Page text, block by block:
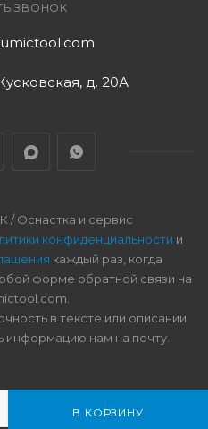
В КОРЗИНУ
ЗВОНОК
д. 20А
/ Оснастка и сервис
конфиденциальности и
каждый раз, когда
форме обратной связи на
в тексте или описании
информацию нам на почту.